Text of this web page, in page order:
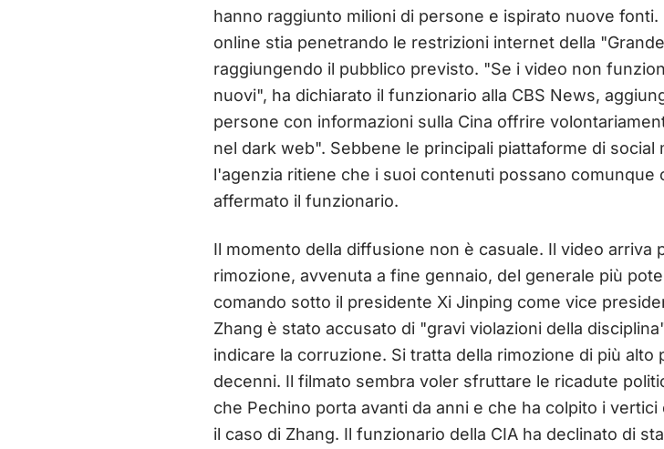
hanno raggiunto milioni di persone e ispirato nuove
online stia penetrando le restrizioni internet della
raggiungendo il pubblico previsto. "Se i video non
nuovi", ha dichiarato il funzionario alla CBS News,
persone con informazioni sulla Cina offrire
nel dark web". Sebbene le principali piattaforme di social
l'agenzia ritiene che i suoi contenuti possano
affermato il funzionario.
Il momento della diffusione non è casuale. Il video arriva
rimozione, avvenuta a fine gennaio, del generale più
comando sotto il presidente Xi Jinping come vice
Zhang è stato accusato di "gravi violazioni della
indicare la corruzione. Si tratta della rimozione di più
decenni. Il filmato sembra voler sfruttare le ricadute
che Pechino porta avanti da anni e che ha colpito i
il caso di Zhang. Il funzionario della CIA ha declinato di